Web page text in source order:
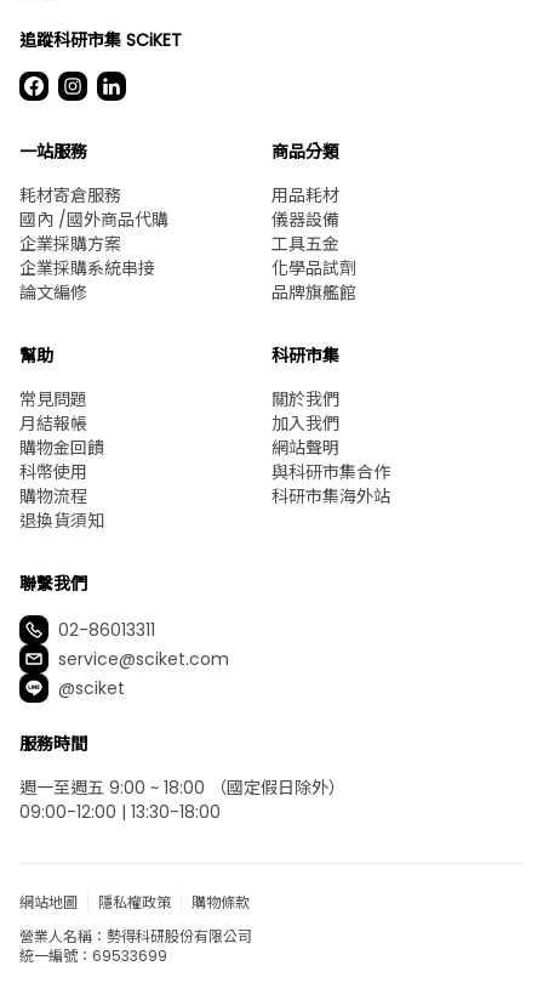
追蹤科研市集 SCiKET
一站服務
耗材寄倉服務
國內 /國外商品代購
企業採購方案
企業採購系統串接
論文編修
商品分類
用品耗材
儀器設備
工具五金
化學品試劑
品牌旗艦館
幫助
常見問題
月結報帳
購物金回饋
科幣使用
購物流程
退換貨須知
科研市集
關於我們
加入我們
網站聲明
與科研市集合作
科研市集海外站
聯繫我們
02-86013311
service@sciket.com
@sciket
服務時間
週一至週五 9:00 ~ 18:00 （國定假日除外）
09:00-12:00 | 13:30-18:00
網站地圖 隱私權政策
購物條款
營業人名稱：勢得科研股份有限公司
統一編號：69533699